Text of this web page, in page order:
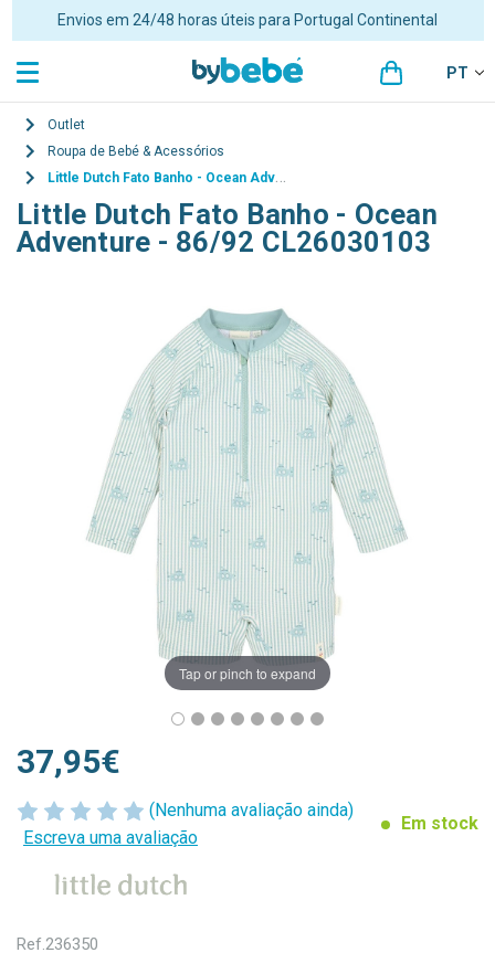
Envios em 24/48 horas úteis para Portugal Continental
PT
Outlet
Roupa de Bebé & Acessórios
Little Dutch Fato Banho - Ocean Adventure - 86/92 CL26030103
Little Dutch Fato Banho - Ocean
Adventure - 86/92 CL26030103
Tap or pinch to expand
(Nenhuma avaliação ainda)
Escreva uma avaliação
Em stock
37,95€
Ref.236350